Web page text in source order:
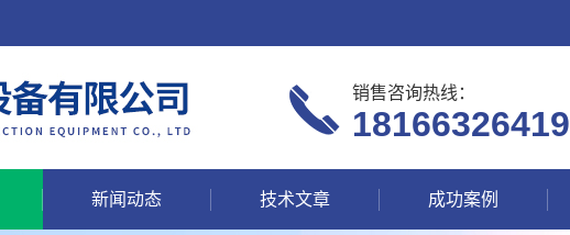
销售咨询热线：
18166326419
新闻动态 技术文章 成功案例